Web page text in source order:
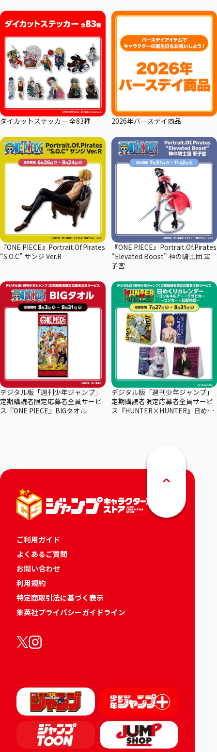
ダイカットステッカー 全83種 2026年バースデイ商品
『ONE PIECE』Portrait.Of.Pirates
“S.O.C” サンジ Ver.R
『ONE PIECE』Portrait.Of.Pirates
“Elevated Boost” 神の騎士団 軍
子宮
デジタル版「週刊少年ジャンプ」
定期購読者限定応募者全員サービ
ス『ONE PIECE』BIGタオル
デジタル版「週刊少年ジャンプ」
定期購読者限定応募者全員サービ
ス『HUNTER×HUNTER』日めく
ご利用ガイド
よくあるご質問
お問い合わせ
利用規約
特定商取引法に基づく表示
集英社プライバシーガイドライン